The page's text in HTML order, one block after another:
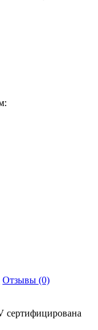
Отзывы (0)
сертифицирована